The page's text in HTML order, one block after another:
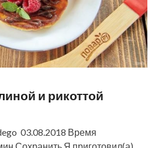
и рикоттой
03.08.2018 Время